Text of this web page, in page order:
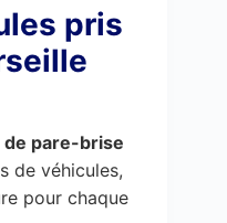
pris
pare-brise
de véhicules,
pour chaque